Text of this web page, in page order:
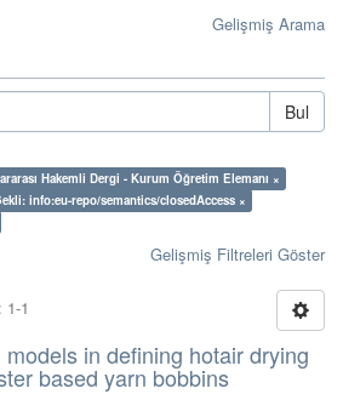
Gelişmiş Arama
Bul
Hakemli Dergi - Kurum Öğretim Elemanı ×
info:eu-repo/semantics/closedAccess ×
Gelişmiş Filtreleri Göster
1-1
in defining hotair drying
based yarn bobbins